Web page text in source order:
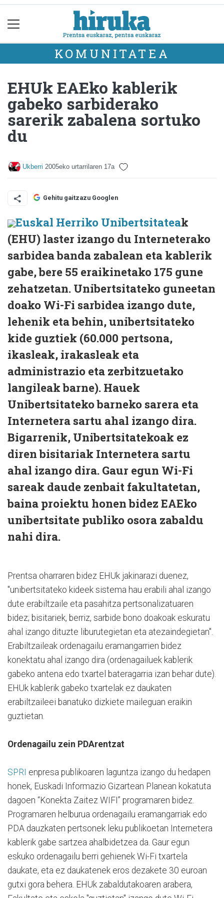
KOMUNITATEA
EHUk EAEko kablerik
gabeko sarbiderako
sarerik zabalena sortuko
du
Ukberri 2005eko urtarrilaren 17a
Gehitu gaitzazu Googlen
Euskal Herriko Unibertsitateak
(EHU) laster izango du Interneterako
sarbidea banda zabalean eta kablerik
gabe, bere 55 eraikinetako 175 gune
zehatzetan. Unibertsitateko guneetan
doako Wi-Fi sarbidea izango dute,
lehenik eta behin, unibertsitateko
kide guztiek (60.000 pertsona,
ikasleak, irakasleak eta
administrazio eta zerbitzuetako
langileak barne). Hauek
Unibertsitateko barneko sarera eta
Internetera sartu ahal izango dira.
Bigarrenik, Unibertsitatekoak ez
diren bisitariak Internetera sartu
ahal izango dira. Gaur egun Wi-Fi
sareak daude zenbait fakultatetan,
baina proiektu honen bidez EAEko
unibertsitate publiko osora zabaldu
nahi dira.
Prentsa oharraren bidez EHUk jakinarazi duenez,
"unibertsitateko kideek sistema hau erabili ahal izango
dute erabiltzaile eta pasahitza pertsonalizatuaren
bidez; bisitariek, berriz, sarbide bono doakoak eskuratu
ahal izango dituzte liburutegietan eta atezaindegietan".
Erabiltzaileak ordenagailu eramangarrien bidez
konektatu ahal izango dira (ordenagailuek kablerik
gabeko antena edo txartel bateragarria izan behar dute).
EHUk kablerik gabeko txartelak ez daukaten
erabiltzaileei banatuko dizkiete maileguan eraikin
guztietan.
Ordenagailu zein PDArentzat
SPRI enpresa publikoaren laguntza izango du hedapen
honek, Euskadi Informazio Gizartean Planean kokatuta
dagoen “Konekta Zaitez WIFI” programaren bidez.
Programaren helburua ordenagailu eramangarriak edo
PDA dauzkaten pertsonek leku publikoetan Internetera
kablerik gabe sartzea ahalbidetzea da. Gaur egun
eskuko ordenagailu berri gehienek Wi-Fi txartela
daukate, eta ez daukatenek eros dezakete 30 euroan
gutxi gora behera. EHUk zabaldutakoaren arabera,